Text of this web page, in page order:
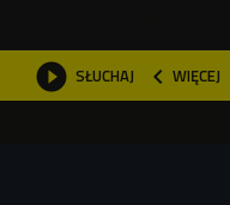
 SŁUCHAJ  WIĘCEJ
